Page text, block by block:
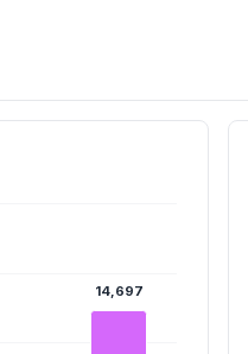
14,697
14,697